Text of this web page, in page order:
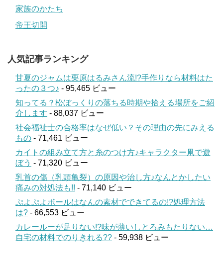
家族のかたち
帝王切開
人気記事ランキング
甘夏のジャムは栗原はるみさん流!?手作りなら材料はた
ったの３つ♪ - 95,465 ビュー
知ってる？松ぼっくりの落ちる時期や拾える場所をご紹
介します - 88,037 ビュー
社会福祉士の合格率はなぜ低い？その理由の先にみえる
もの - 71,461 ビュー
カイトの組み立て方と糸のつけ方♪キャラクター凧で遊
ぼう - 71,320 ビュー
乳首の傷（乳頭亀裂）の原因や治し方♪なんとかしたい
痛みの対処法も!! - 71,140 ビュー
ぷよぷよボールはなんの素材でできてるの!?処理方法
は? - 66,553 ビュー
カレールーが足りない!?味が薄いしとろみもたりない…
自宅の材料でのりきれる?? - 59,938 ビュー